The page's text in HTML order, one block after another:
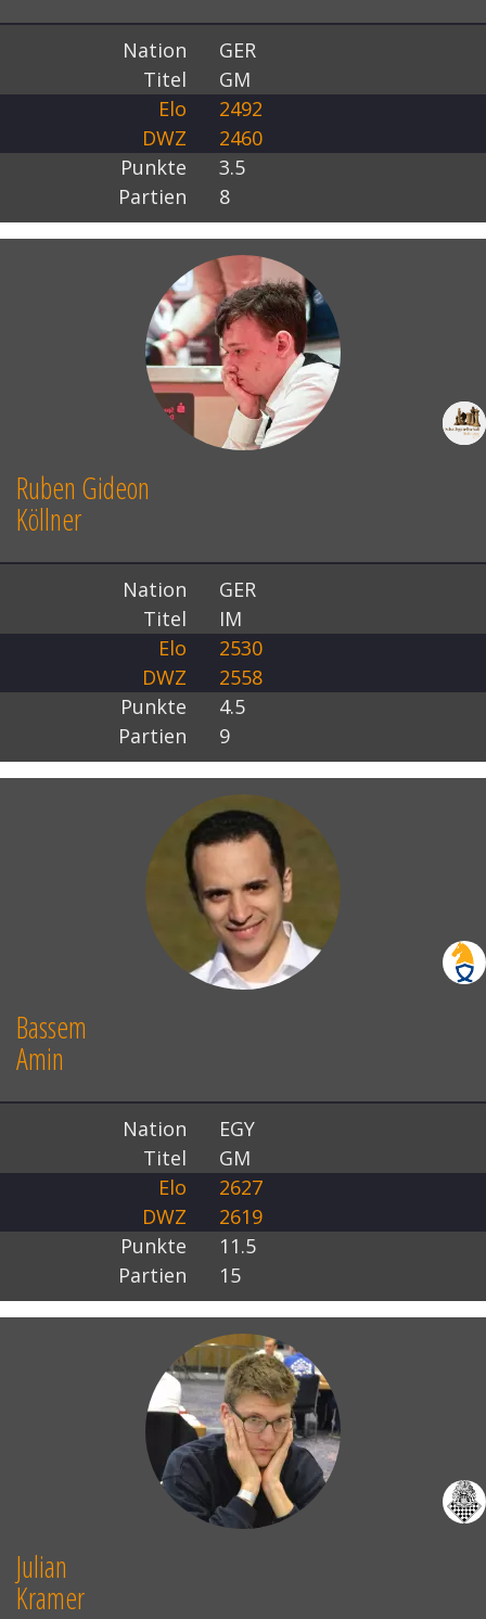
Nation
GER
Titel
GM
Elo
2492
DWZ
2460
Punkte
3.5
Partien
8
Ruben Gideon
Köllner
Nation
GER
Titel
IM
Elo
2530
DWZ
2558
Punkte
4.5
Partien
9
Bassem
Amin
Nation
EGY
Titel
GM
Elo
2627
DWZ
2619
Punkte
11.5
Partien
15
Julian
Kramer